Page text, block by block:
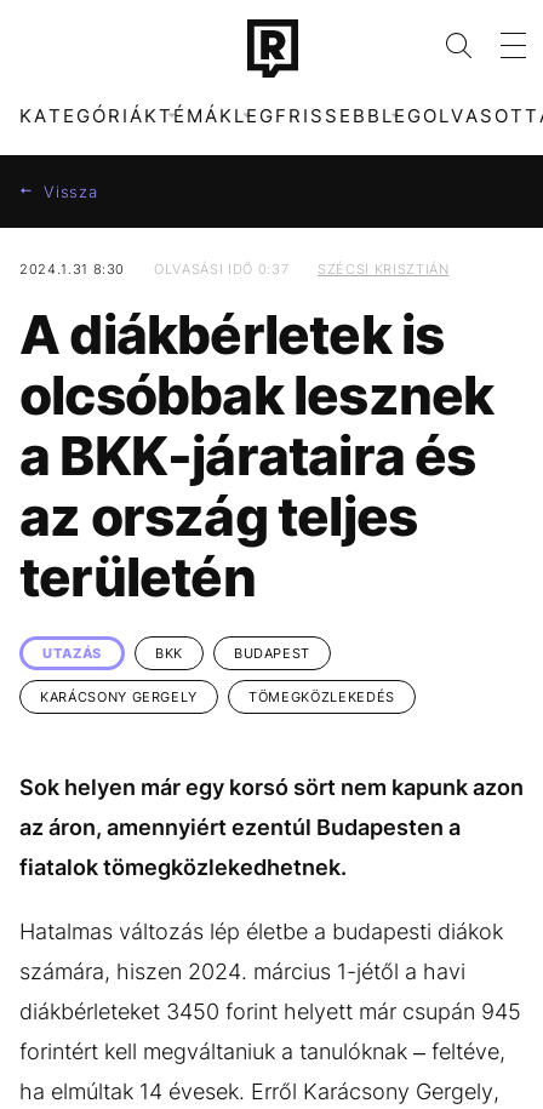
KATEGÓRIÁKTÉMÁKLEGFRISSEBB
ZENE DIVAT
KULTÚRA ENTR
FILM + SOROZAT TECH-TUDOMÁNY
SPORT TÁRSADALOM
KÖZÉLET UTAZÁS
ÉLETMÓD
BESZÉLGETÉSEK ARCOK
VIDEÓ TÖRTÉNETEK
DUNA SEBESTYÉN BALÁZS
MADONNA MAGYARORSZÁG
TIKTOK HŐSÉG
CELEB MAJKA
Vissza
2024.1.31 8:30 OLVASÁSI IDŐ 0:37 SZÉCSI KRISZTIÁN
A diákbérletek is
olcsóbbak lesznek
a BKK-járataira és
az ország teljes
területén
UTAZÁS BKK BUDAPEST
KARÁCSONY GERGELY TÖMEGKÖZLEKEDÉS
Sok helyen már egy korsó sört nem kapunk azon
az áron, amennyiért ezentúl Budapesten a
fiatalok tömegközlekedhetnek.
Hatalmas változás lép életbe a budapesti diákok
számára, hiszen 2024. március 1-jétől a havi
diákbérleteket 3450 forint helyett már csupán 945
forintért kell megváltaniuk a tanulóknak – feltéve,
ha elmúltak 14 évesek. Erről Karácsony Gergely,